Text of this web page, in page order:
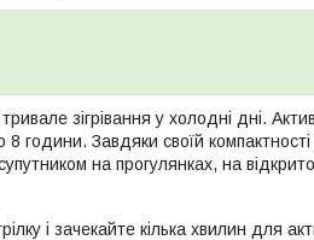
зігрівання у холодні дні.
години. Завдяки своїй
на прогулянках, на
і зачекайте кілька хвилин для